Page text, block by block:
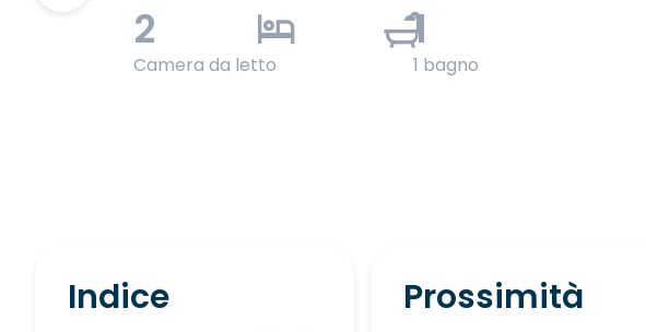
2
Camera da letto
1
1 bagno
Indice Prossimità